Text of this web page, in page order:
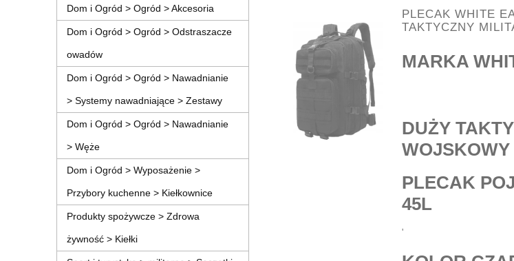
Dom i Ogród > Ogród > Akcesoria
Dom i Ogród > Ogród > Odstraszacze
owadów
Dom i Ogród > Ogród > Nawadnianie
> Systemy nawadniające > Zestawy
Dom i Ogród > Ogród > Nawadnianie
> Węże
Dom i Ogród > Wyposażenie >
Przybory kuchenne > Kiełkownice
Produkty spożywcze > Zdrowa
żywność > Kiełki
PLECAK WHITE
TAKTYCZNY
MARKA
DUŻY
WOJSKOWY
PLECAK
45L
'